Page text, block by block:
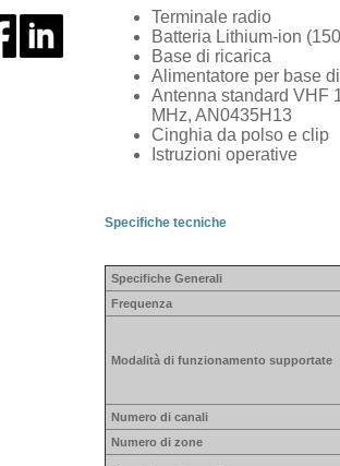
Terminale radio
Batteria Lithium-ion
Base di ricarica
Alimentatore per base
Antenna standard VHF
MHz, AN0435H13
Cinghia da polso e clip
Istruzioni operative
Specifiche tecniche
Specifiche Generali
Frequenza
Modalità di funzionamento supportate
Numero di canali
Numero di zone